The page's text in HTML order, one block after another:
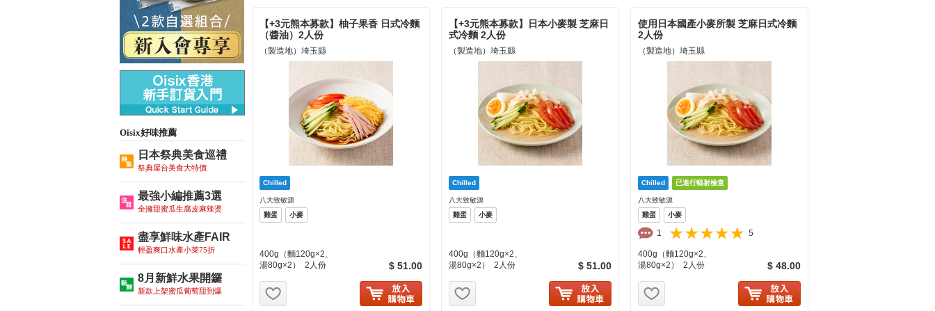
Oisix好味推薦
日本祭典美食巡禮
祭典屋台美食大特價
最強小編推薦3選
全擁甜蜜瓜生腐皮麻辣燙
盡享鮮味水產FAIR
輕盈爽口水產小菜75折
8月新鮮水果開鑼
新款上架蜜瓜葡萄甜到爆
【+3元熊本募款】柚子果香 日式冷麵
（醬油）2人份
（製造地）埼玉縣
八大致敏源
雞蛋
小麥
400g（麵120g×2、
湯80g×2） 2人份
$ 51.00
【+3元熊本募款】日本小麥製 芝麻日
式冷麵 2人份
（製造地）埼玉縣
八大致敏源
雞蛋
小麥
400g（麵120g×2、
湯80g×2） 2人份
$ 51.00
使用日本國產小麥所製 芝麻日式冷麵
2人份
（製造地）埼玉縣
八大致敏源
雞蛋
小麥
1 5
400g（麵120g×2、
湯80g×2） 2人份
$ 48.00